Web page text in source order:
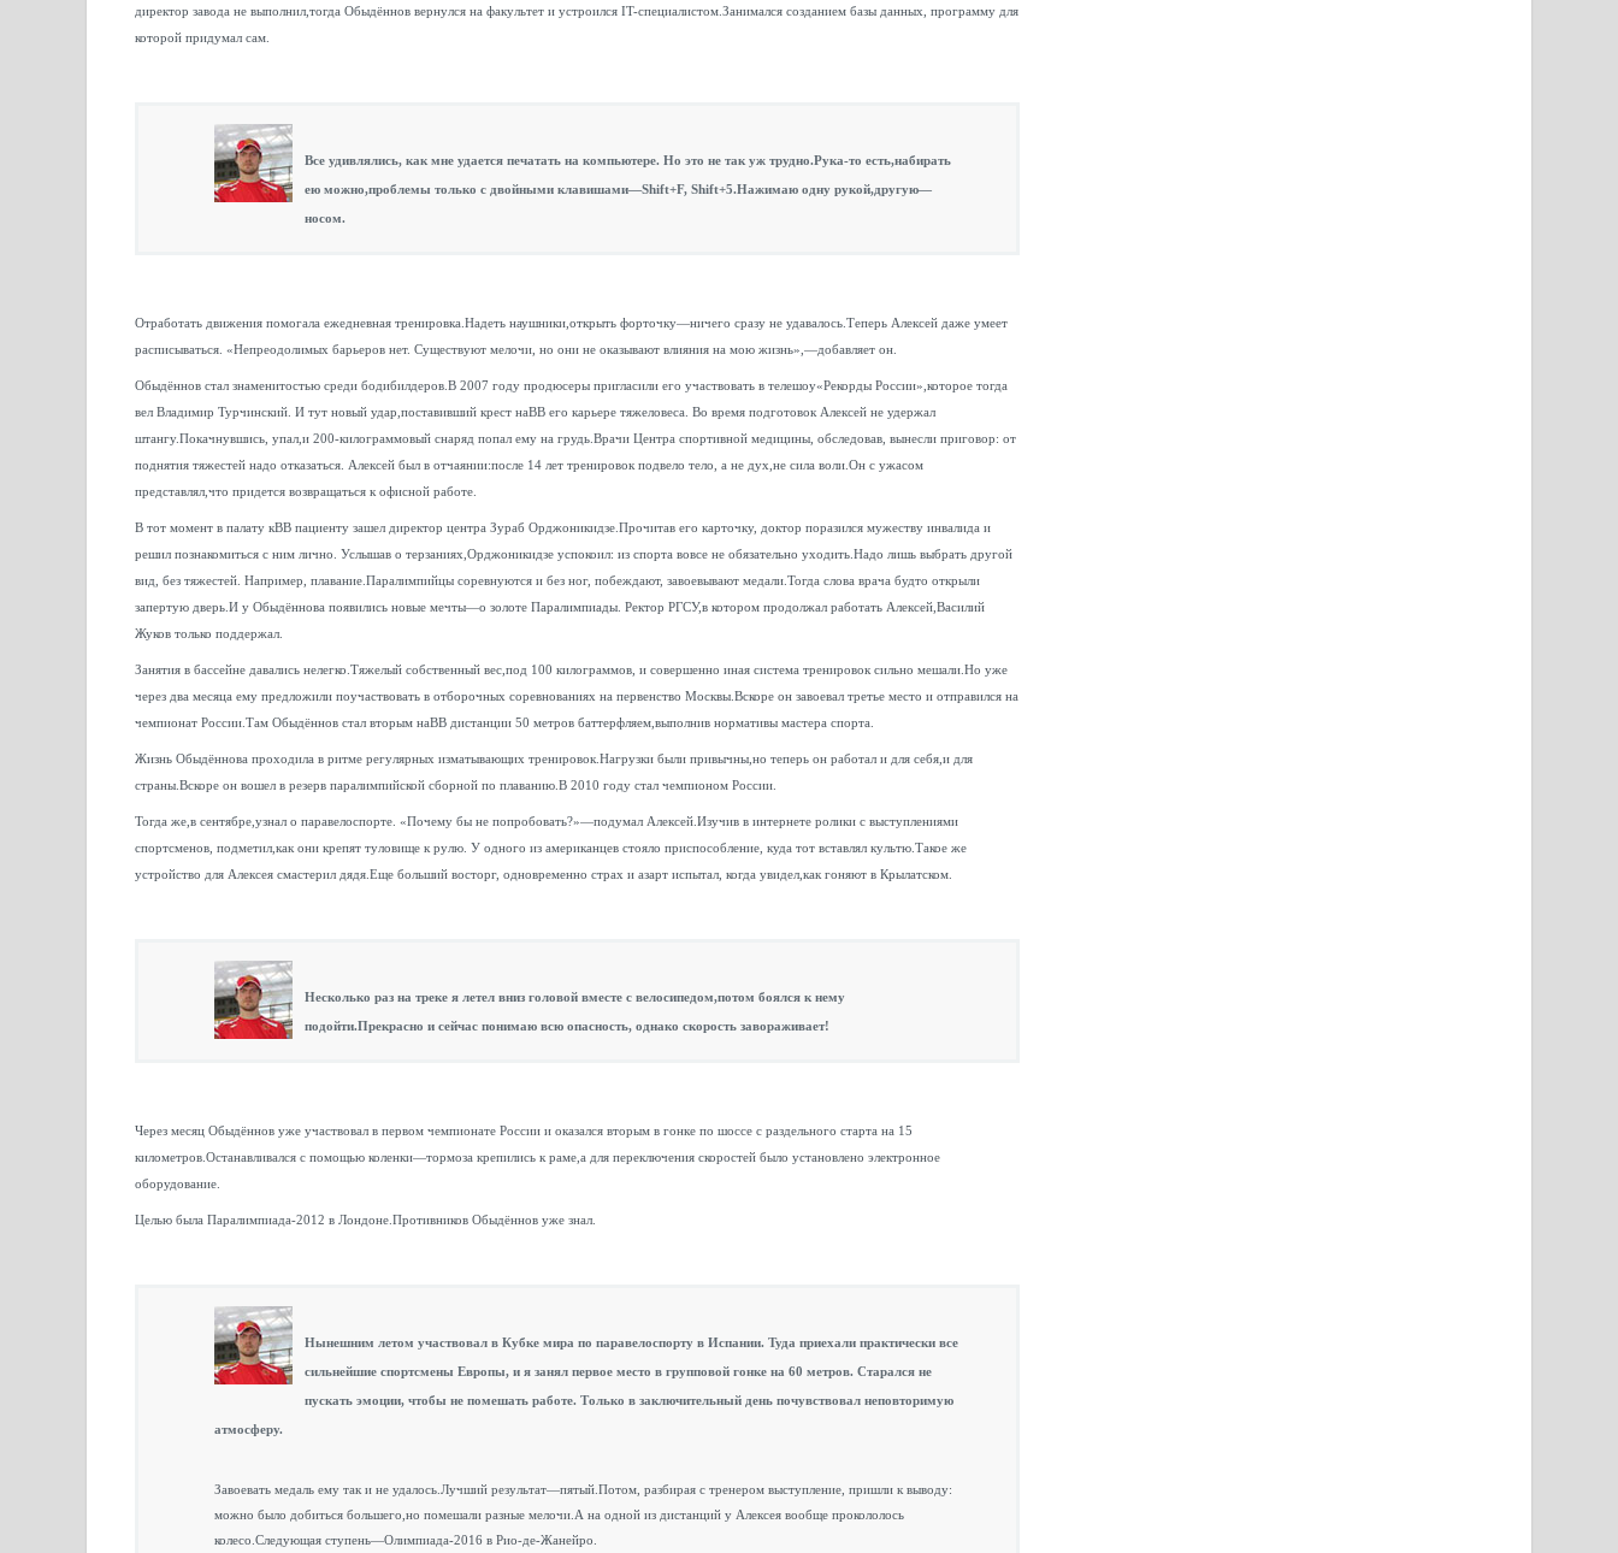
директор завода не выполнил,тогда Обыдённов вернулся на факультет и устроился IT-специалистом.Занимался созданием базы данных, программу для
которой придумал сам.
Все удивлялись, как мне удается печатать на компьютере. Но это не так уж трудно.Рука-то есть,набирать
ею можно,проблемы только с двойными клавишами—Shift+F, Shift+5.Нажимаю одну рукой,другую—
носом.
Отработать движения помогала ежедневная тренировка.Надеть наушники,открыть форточку—ничего сразу не удавалось.Теперь Алексей даже умеет
расписываться. «Непреодолимых барьеров нет. Существуют мелочи, но они не оказывают влияния на мою жизнь»,—добавляет он.
Обыдённов стал знаменитостью среди бодибилдеров.В 2007 году продюсеры пригласили его участвовать в телешоу«Рекорды России»,которое тогда
вел Владимир Турчинский. И тут новый удар,поставивший крест наВВ его карьере тяжеловеса. Во время подготовок Алексей не удержал
штангу.Покачнувшись, упал,и 200-килограммовый снаряд попал ему на грудь.Врачи Центра спортивной медицины, обследовав, вынесли приговор: от
поднятия тяжестей надо отказаться. Алексей был в отчаянии:после 14 лет тренировок подвело тело, а не дух,не сила воли.Он с ужасом
представлял,что придется возвращаться к офисной работе.
В тот момент в палату кВВ пациенту зашел директор центра Зураб Орджоникидзе.Прочитав его карточку, доктор поразился мужеству инвалида и
решил познакомиться с ним лично. Услышав о терзаниях,Орджоникидзе успокоил: из спорта вовсе не обязательно уходить.Надо лишь выбрать другой
вид, без тяжестей. Например, плавание.Паралимпийцы соревнуются и без ног, побеждают, завоевывают медали.Тогда слова врача будто открыли
запертую дверь.И у Обыдённова появились новые мечты—о золоте Паралимпиады. Ректор РГСУ,в котором продолжал работать Алексей,Василий
Жуков только поддержал.
Занятия в бассейне давались нелегко.Тяжелый собственный вес,под 100 килограммов, и совершенно иная система тренировок сильно мешали.Но уже
через два месяца ему предложили поучаствовать в отборочных соревнованиях на первенство Москвы.Вскоре он завоевал третье место и отправился на
чемпионат России.Там Обыдённов стал вторым наВВ дистанции 50 метров баттерфляем,выполнив нормативы мастера спорта.
Жизнь Обыдённова проходила в ритме регулярных изматывающих тренировок.Нагрузки были привычны,но теперь он работал и для себя,и для
страны.Вскоре он вошел в резерв паралимпийской сборной по плаванию.В 2010 году стал чемпионом России.
Тогда же,в сентябре,узнал о паравелоспорте. «Почему бы не попробовать?»—подумал Алексей.Изучив в интернете ролики с выступлениями
спортсменов, подметил,как они крепят туловище к рулю. У одного из американцев стояло приспособление, куда тот вставлял культю.Такое же
устройство для Алексея смастерил дядя.Еще больший восторг, одновременно страх и азарт испытал, когда увидел,как гоняют в Крылатском.
Несколько раз на треке я летел вниз головой вместе с велосипедом,потом боялся к нему
подойти.Прекрасно и сейчас понимаю всю опасность, однако скорость завораживает!
Через месяц Обыдённов уже участвовал в первом чемпионате России и оказался вторым в гонке по шоссе с раздельного старта на 15
километров.Останавливался с помощью коленки—тормоза крепились к раме,а для переключения скоростей было установлено электронное
оборудование.
Целью была Паралимпиада-2012 в Лондоне.Противников Обыдённов уже знал.
Нынешним летом участвовал в Кубке мира по паравелоспорту в Испании. Туда приехали практически все
сильнейшие спортсмены Европы, и я занял первое место в групповой гонке на 60 метров. Старался не
пускать эмоции, чтобы не помешать работе. Только в заключительный день почувствовал неповторимую
атмосферу.
Завоевать медаль ему так и не удалось.Лучший результат—пятый.Потом, разбирая с тренером выступление, пришли к выводу:
можно было добиться большего,но помешали разные мелочи.А на одной из дистанций у Алексея вообще прокололось
колесо.Следующая ступень—Олимпиада-2016 в Рио-де-Жанейро.